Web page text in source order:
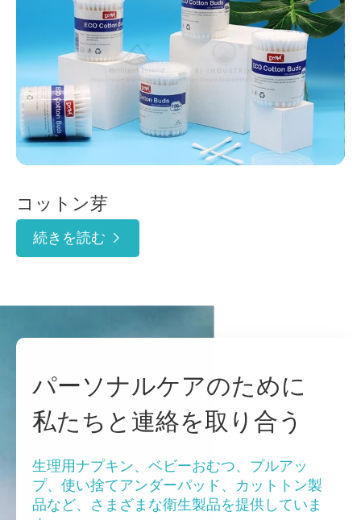
コットン芽
続きを読む 
パーソナルケアのために
私たちと連絡を取り合う
生理用ナプキン、ベビーおむつ、プルアッ
プ、使い捨てアンダーパッド、カットトン製
品など、さまざまな衛生製品を提供していま